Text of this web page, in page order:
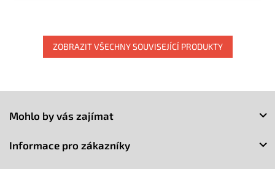
ZOBRAZIT VŠECHNY SOUVISEJÍCÍ PRODUKTY
Mohlo by vás zajímat
Informace pro zákazníky